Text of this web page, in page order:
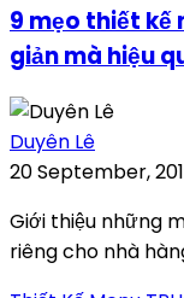
9 mẹo thiết kế
giản mà hiệu
Duyên Lê
20 September,
Giới thiệu những
riêng cho nhà